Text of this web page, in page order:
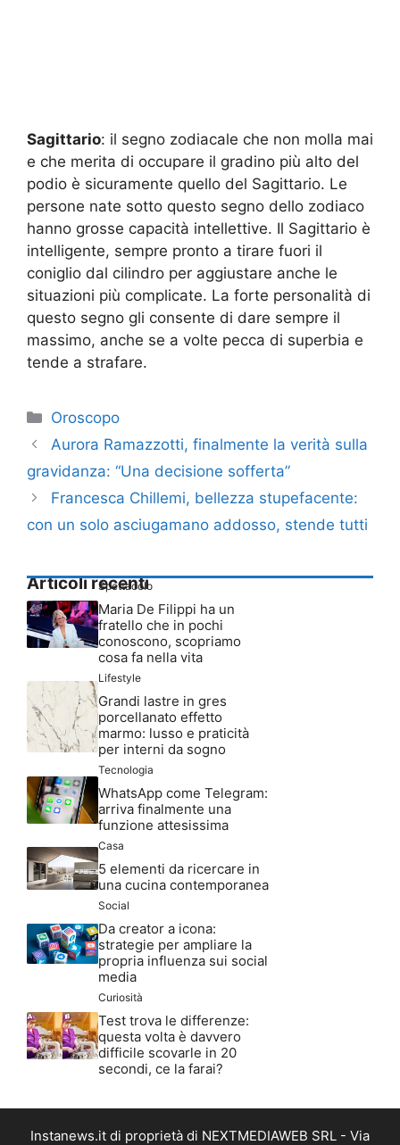
Sagittario: il segno zodiacale che non molla mai
e che merita di occupare il gradino più alto del
podio è sicuramente quello del Sagittario. Le
persone nate sotto questo segno dello zodiaco
hanno grosse capacità intellettive. Il Sagittario è
intelligente, sempre pronto a tirare fuori il
coniglio dal cilindro per aggiustare anche le
situazioni più complicate. La forte personalità di
questo segno gli consente di dare sempre il
massimo, anche se a volte pecca di superbia e
tende a strafare.
Categorie
Oroscopo
Aurora Ramazzotti, finalmente la verità sulla
gravidanza: “Una decisione sofferta”
Francesca Chillemi, bellezza stupefacente:
con un solo asciugamano addosso, stende tutti
Articoli recenti
Spettacolo
Maria De Filippi ha un
fratello che in pochi
conoscono, scopriamo
cosa fa nella vita
Lifestyle
Grandi lastre in gres
porcellanato effetto
marmo: lusso e praticità
per interni da sogno
Tecnologia
WhatsApp come Telegram:
arriva finalmente una
funzione attesissima
Casa
5 elementi da ricercare in
una cucina contemporanea
Social
Da creator a icona:
strategie per ampliare la
propria influenza sui social
media
Curiosità
Test trova le differenze:
questa volta è davvero
difficile scovarle in 20
secondi, ce la farai?
Instanews.it di proprietà di NEXTMEDIAWEB SRL - Via